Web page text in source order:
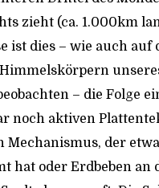
zieht (ca. 1.000km
ist dies – wie auch auf
– die Fol­ge
noch akti­ven
Mecha­nis­mus, der
hat oder Erd­be­ben an